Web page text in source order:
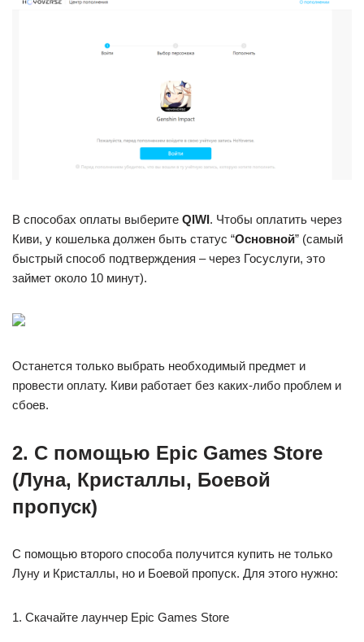
В способах оплаты выберите QIWI. Чтобы оплатить через
Киви, у кошелька должен быть статус “Основной” (самый
быстрый способ подтверждения – через Госуслуги, это
займет около 10 минут).
Останется только выбрать необходимый предмет и
провести оплату. Киви работает без каких-либо проблем и
сбоев.
2. С помощью Epic Games Store
(Луна, Кристаллы, Боевой
пропуск)
С помощью второго способа получится купить не только
Луну и Кристаллы, но и Боевой пропуск. Для этого нужно:
1. Скачайте лаунчер Epic Games Store